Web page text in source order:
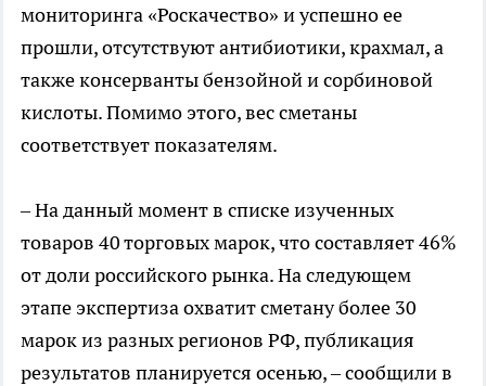
мониторинга «Роскачество» и успешно ее
прошли, отсутствуют антибиотики, крахмал, а
также консерванты бензойной и сорбиновой
кислоты. Помимо этого, вес сметаны
соответствует показателям.
– На данный момент в списке изученных
товаров 40 торговых марок, что составляет 46%
от доли российского рынка. На следующем
этапе экспертиза охватит сметану более 30
марок из разных регионов РФ, публикация
результатов планируется осенью, – сообщили в